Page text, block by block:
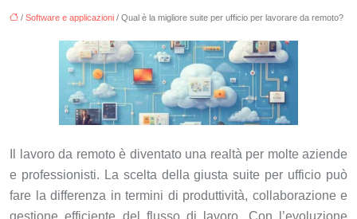
/ Software e applicazioni / Qual è la migliore suite per ufficio per lavorare da remoto?
Il lavoro da remoto è diventato una realtà per molte aziende
e professionisti. La scelta della giusta suite per ufficio può
fare la differenza in termini di produttività, collaborazione e
gestione efficiente del flusso di lavoro. Con l’evoluzione